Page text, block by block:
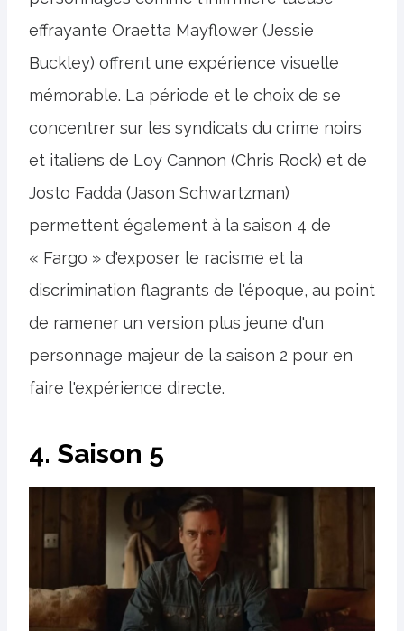
effrayante Oraetta Mayflower (Jessie
Buckley) offrent une expérience visuelle
mémorable. La période et le choix de se
concentrer sur les syndicats du crime noirs
et italiens de Loy Cannon (Chris Rock) et de
Josto Fadda (Jason Schwartzman)
permettent également à la saison 4 de
« Fargo » d'exposer le racisme et la
discrimination flagrants de l'époque, au point
de ramener un version plus jeune d'un
personnage majeur de la saison 2 pour en
faire l'expérience directe.
4. Saison 5